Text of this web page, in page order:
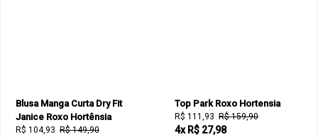
Blusa Manga Curta Dry Fit
Janice Roxo Hortênsia
R$ 104,93 R$ 149,90
Top Park Roxo Hortensia
R$ 111,93 R$ 159,90
4x R$ 27,98